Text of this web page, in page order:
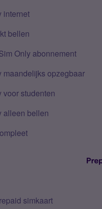
internet
bellen
Only abonnement
maandelijks opzegbaar
voor studenten
alleen bellen
simkaart